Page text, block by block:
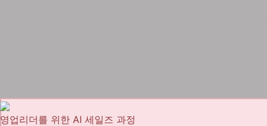
영업리더를 위한 AI 세일즈 과정